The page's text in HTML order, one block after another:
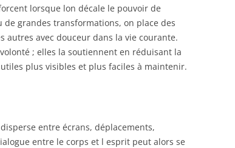
lorsque lon décale le pouvoir de
grandes transformations, on place des
avec douceur dans la vie courante.
; elles la soutiennent en réduisant la
plus visibles et plus faciles à maintenir.
entre écrans, déplacements,
entre le corps et l esprit peut alors se